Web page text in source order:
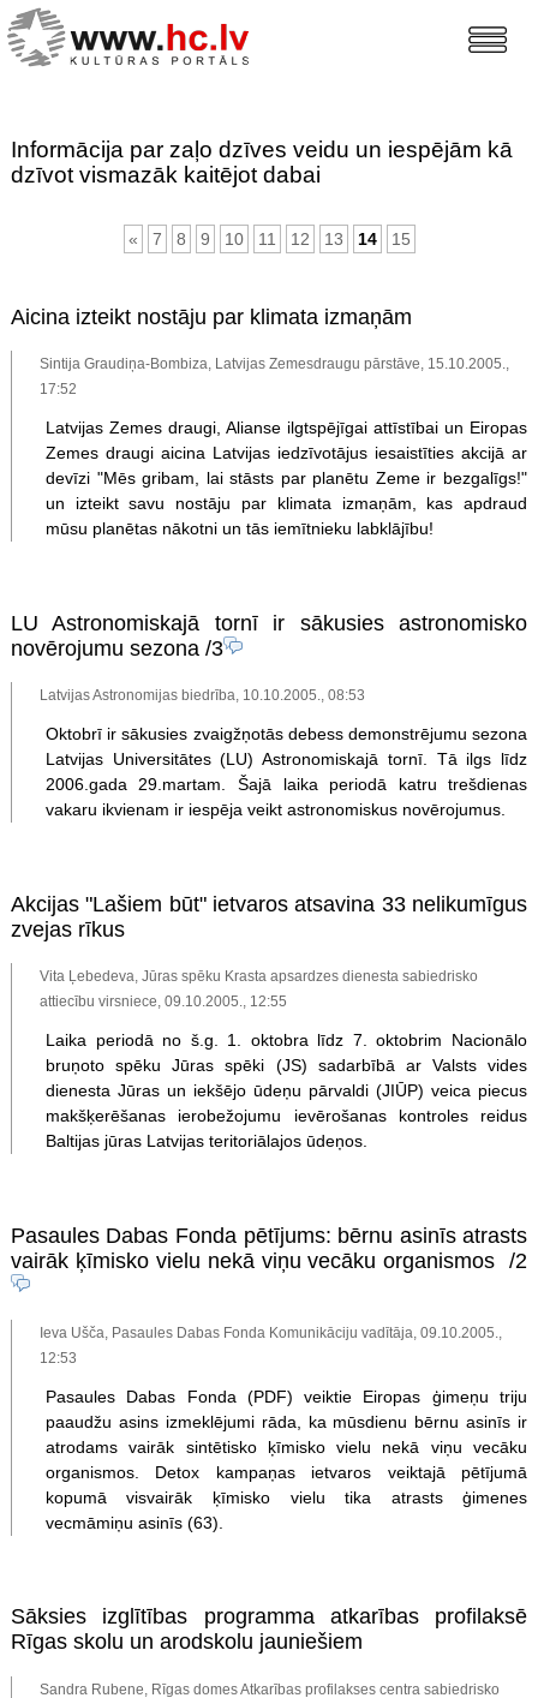
Informācija par zaļo dzīves veidu un iespējām kā
dzīvot vismazāk kaitējot dabai
« 7 8 9 10 11 12 13 14 15
Aicina izteikt nostāju par klimata izmaņām
Sintija Graudiņa-Bombiza, Latvijas Zemesdraugu pārstāve, 15.10.2005.,
17:52
Latvijas Zemes draugi, Alianse ilgtspējīgai attīstībai un Eiropas
Zemes draugi aicina Latvijas iedzīvotājus iesaistīties akcijā ar
devīzi "Mēs gribam, lai stāsts par planētu Zeme ir bezgalīgs!"
un izteikt savu nostāju par klimata izmaņām, kas apdraud
mūsu planētas nākotni un tās iemītnieku labklājību!
LU Astronomiskajā tornī ir sākusies astronomisko
novērojumu sezona/3
Latvijas Astronomijas biedrība, 10.10.2005., 08:53
Oktobrī ir sākusies zvaigžņotās debess demonstrējumu sezona
Latvijas Universitātes (LU) Astronomiskajā tornī. Tā ilgs līdz
2006.gada 29.martam. Šajā laika periodā katru trešdienas
vakaru ikvienam ir iespēja veikt astronomiskus novērojumus.
Akcijas "Lašiem būt" ietvaros atsavina 33 nelikumīgus
zvejas rīkus
Vita Ļebedeva, Jūras spēku Krasta apsardzes dienesta sabiedrisko
attiecību virsniece, 09.10.2005., 12:55
Laika periodā no š.g. 1. oktobra līdz 7. oktobrim Nacionālo
bruņoto spēku Jūras spēki (JS) sadarbībā ar Valsts vides
dienesta Jūras un iekšējo ūdeņu pārvaldi (JIŪP) veica piecus
makšķerēšanas ierobežojumu ievērošanas kontroles reidus
Baltijas jūras Latvijas teritoriālajos ūdeņos.
Pasaules Dabas Fonda pētījums: bērnu asinīs atrasts
vairāk ķīmisko vielu nekā viņu vecāku organismos /2
Ieva Ušča, Pasaules Dabas Fonda Komunikāciju vadītāja, 09.10.2005.,
12:53
Pasaules Dabas Fonda (PDF) veiktie Eiropas ģimeņu triju
paaudžu asins izmeklējumi rāda, ka mūsdienu bērnu asinīs ir
atrodams vairāk sintētisko ķīmisko vielu nekā viņu vecāku
organismos. Detox kampaņas ietvaros veiktajā pētījumā
kopumā visvairāk ķīmisko vielu tika atrasts ģimenes
vecmāmiņu asinīs (63).
Sāksies izglītības programma atkarības profilaksē
Rīgas skolu un arodskolu jauniešiem
Sandra Rubene, Rīgas domes Atkarības profilakses centra sabiedrisko